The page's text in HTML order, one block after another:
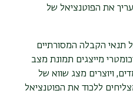
את הפוטנציאל של
תנאי הקבלה המסורתיים
מייצגים תמונת מצב
ויוצרים מצג שווא של
ללכוד את הפוטנציאל